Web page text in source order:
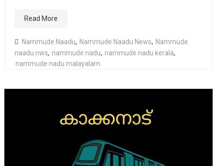
Read More
Nammude Naadu, Nammude Naadu News, Nammude
naadu nws, nammude nadu, nammude nadu kerala,
nammude nadu malayalam